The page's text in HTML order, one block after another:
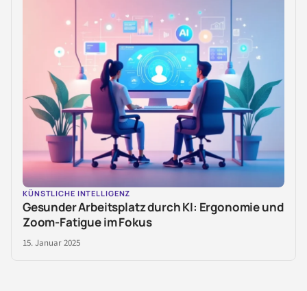
KÜNSTLICHE INTELLIGENZ
Gesunder Arbeitsplatz durch KI: Ergonomie und
Zoom-Fatigue im Fokus
15. Januar 2025